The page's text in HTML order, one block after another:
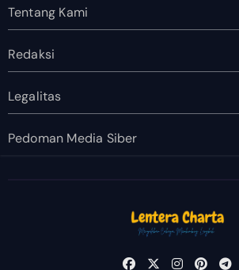
Tentang Kami
Redaksi
Legalitas
Pedoman Media Siber